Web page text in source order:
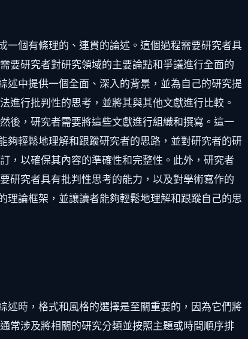
一個有條理的、連貫的論述。這個過程需要研究者具
要研究者對研究領域的主要論點和爭議進行全面的
述中提供一個全面、深入的背景，並為自己的研究提
進行批判性的思考，並將其與其他文獻進行比較。
後，研究者需要將這些文獻進行組織和撰寫。這一
夠輕鬆地理解和跟蹤研究者的思路，並對研究者的研
，以確保其內容的準確性和完整性。此外，研究者
研究者具有批判性思考的能力，以及對學術寫作的
理論框架，並讓讀者能夠輕鬆地理解和跟蹤自己的思
述時，格式和風格的選擇是至關重要的，因為它們將
常涉及將相關的研究分類並按照主題或時間順序排